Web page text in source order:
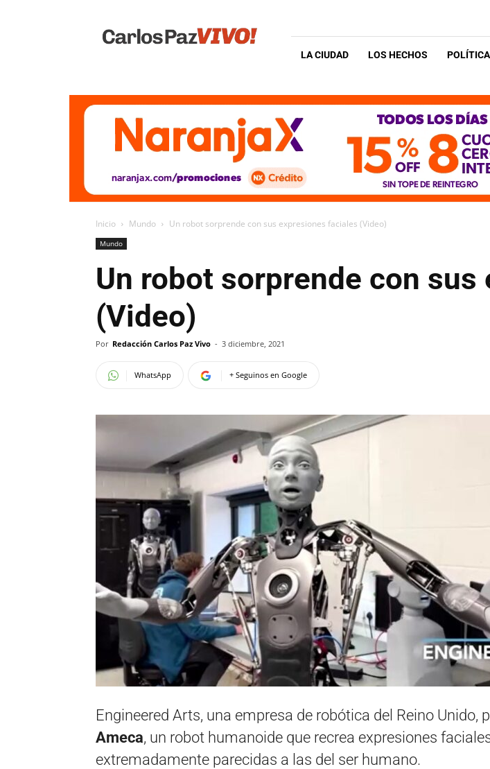
Vivo
LA CIUDAD LOS HECHOS POLÍTICA
Inicio Mundo Un robot sorprende con sus expresiones faciales (Video)
Mundo
Un robot sorprende con
(Video)
Por Redacción Carlos Paz Vivo - 3 diciembre, 2021
WhatsApp + Seguinos en Google
Engineered Arts, una empresa de robótica del Reino Unido,
Ameca, un robot humanoide que recrea expresiones
extremadamente parecidas a las del ser humano.